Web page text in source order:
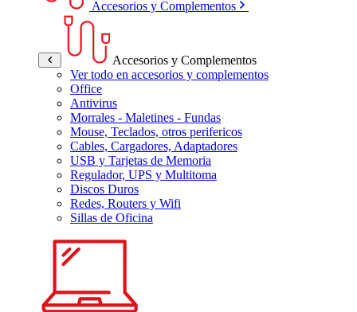
Accesorios y Complementos
Accesorios y Complementos
Ver todo en accesorios y complementos
Office
Antivirus
Morrales - Maletines - Fundas
Mouse, Teclados, otros perifericos
Cables, Cargadores, Adaptadores
USB y Tarjetas de Memoria
Regulador, UPS y Multitoma
Discos Duros
Redes, Routers y Wifi
Sillas de Oficina